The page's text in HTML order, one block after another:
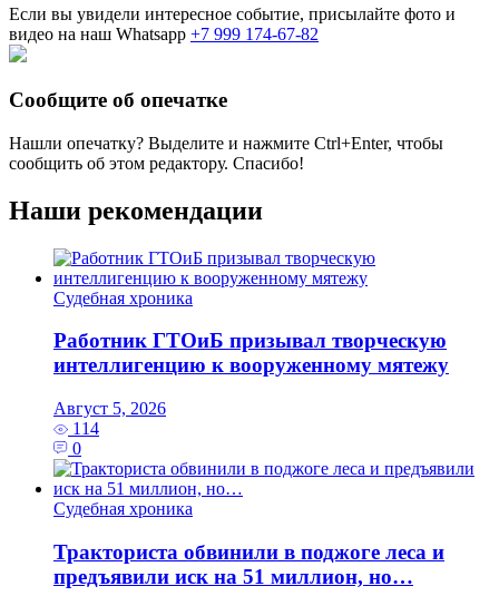
Если вы увидели интересное событие, присылайте фото и
видео на наш Whatsapp +7 999 174-67-82
Сообщите об опечатке
Нашли опечатку? Выделите и нажмите Ctrl+Enter, чтобы
сообщить об этом редактору. Спасибо!
Наши рекомендации
Судебная хроника
Работник ГТОиБ призывал творческую
интеллигенцию к вооруженному мятежу
Август 5, 2026
114
0
Судебная хроника
Тракториста обвинили в поджоге леса и
предъявили иск на 51 миллион, но…